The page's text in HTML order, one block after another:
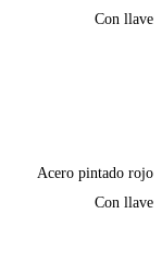
Con llave
Acero pintado rojo
Con llave